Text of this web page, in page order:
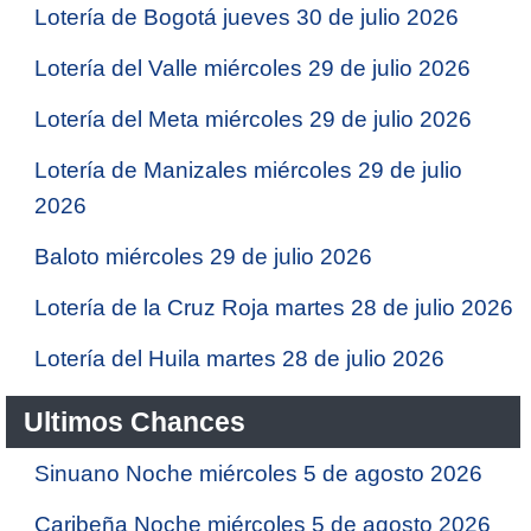
Lotería de Bogotá jueves 30 de julio 2026
Lotería del Valle miércoles 29 de julio 2026
Lotería del Meta miércoles 29 de julio 2026
Lotería de Manizales miércoles 29 de julio
2026
Baloto miércoles 29 de julio 2026
Lotería de la Cruz Roja martes 28 de julio 2026
Lotería del Huila martes 28 de julio 2026
Ultimos Chances
Sinuano Noche miércoles 5 de agosto 2026
Caribeña Noche miércoles 5 de agosto 2026